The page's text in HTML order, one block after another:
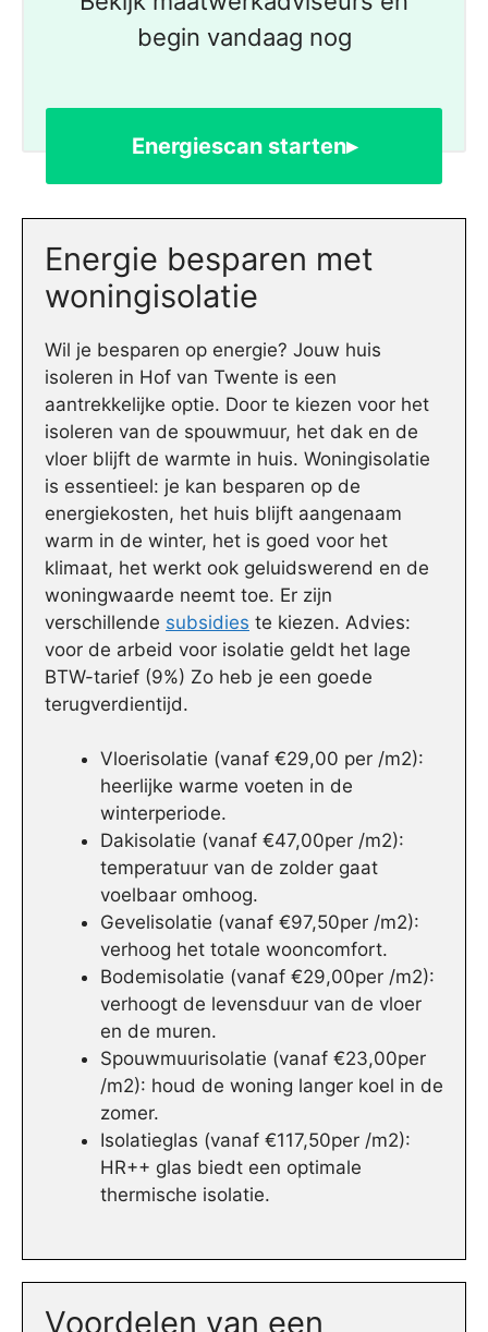
begin vandaag nog
Energiescan starten▸
Energie besparen met
woningisolatie
Wil je besparen op energie? Jouw huis
isoleren in Hof van Twente is een
aantrekkelijke optie. Door te kiezen voor het
isoleren van de spouwmuur, het dak en de
vloer blijft de warmte in huis. Woningisolatie
is essentieel: je kan besparen op de
energiekosten, het huis blijft aangenaam
warm in de winter, het is goed voor het
klimaat, het werkt ook geluidswerend en de
woningwaarde neemt toe. Er zijn
verschillende subsidies te kiezen. Advies:
voor de arbeid voor isolatie geldt het lage
BTW-tarief (9%) Zo heb je een goede
terugverdientijd.
Vloerisolatie (vanaf €29,00 per /m2):
heerlijke warme voeten in de
winterperiode.
Dakisolatie (vanaf €47,00per /m2):
temperatuur van de zolder gaat
voelbaar omhoog.
Gevelisolatie (vanaf €97,50per /m2):
verhoog het totale wooncomfort.
Bodemisolatie (vanaf €29,00per /m2):
verhoogt de levensduur van de vloer
en de muren.
Spouwmuurisolatie (vanaf €23,00per
/m2): houd de woning langer koel in de
zomer.
Isolatieglas (vanaf €117,50per /m2):
HR++ glas biedt een optimale
thermische isolatie.
Voordelen van een